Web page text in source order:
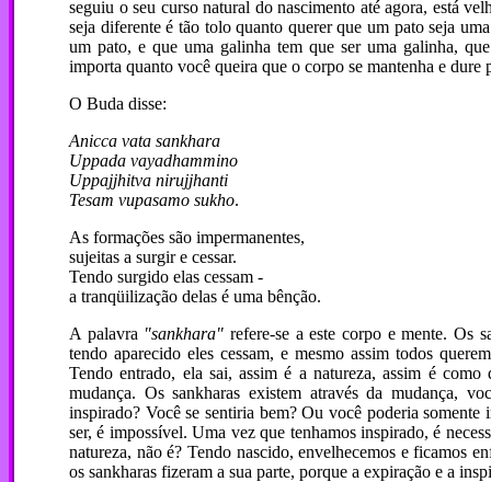
seguiu o seu curso natural do nascimento até agora, está
seja diferente é tão tolo quanto querer que um pato seja
um pato, e que uma galinha tem que ser uma galinha,
importa quanto você queira que o corpo se mantenha e
O Buda disse:
Anicca vata sankhara
Uppada vayadhammino
Uppajjhitva nirujjhanti
Tesam vupasamo sukho.
As formações são impermanentes,
sujeitas a surgir e cessar.
Tendo surgido elas cessam -
a tranqüilização delas é uma bênção.
A palavra "sankhara"refere-se a este corpo e mente. Os
tendo aparecido eles cessam, e mesmo assim todos
Tendo entrado, ela sai, assim é a natureza, assim é
mudança. Os sankharas existem através da mudança,
inspirado? Você se sentiria bem? Ou você poderia somente
ser, é impossível. Uma vez que tenhamos inspirado, é
natureza, não é? Tendo nascido, envelhecemos e ficamos
os sankharas fizeram a sua parte, porque a expiração e a